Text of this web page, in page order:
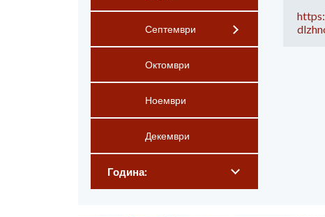
Септември
Октомври
Ноември
Декември
Година: